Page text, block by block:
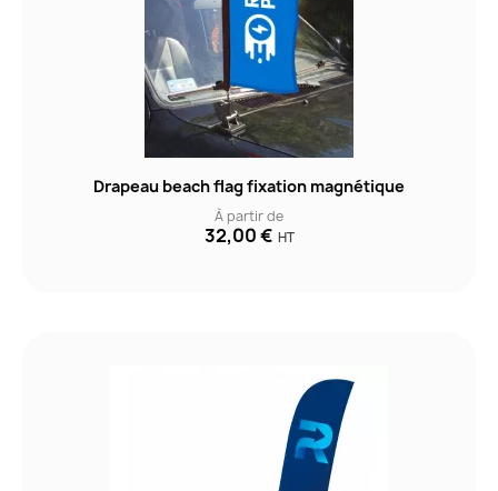
Drapeau beach flag fixation magnétique
À partir de
32,00 € HT